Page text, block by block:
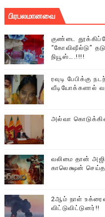
பிரபலமானவை
குண்டை
“கோவிஷீல்டு”
நியூஸ்….!!!!
ரவுடி பேபிக்கு
வீடியோக்களால்
அல்வா
வலிமை தான்
காலெக்ஷன் செய்த
2ஆம் நாள்
விட்டுவிட்டுனர்!!